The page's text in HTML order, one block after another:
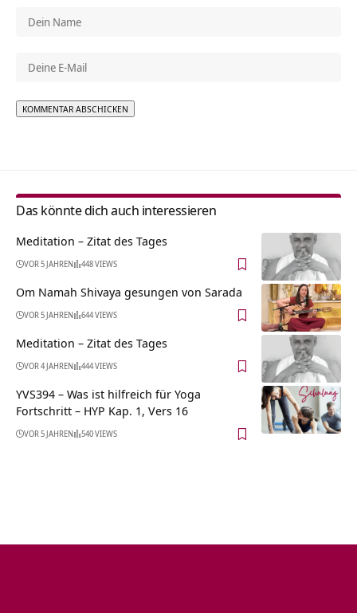
Das könnte dich auch interessieren
Meditation – Zitat des Tages
VOR 5 JAHREN 448 VIEWS
Om Namah Shivaya gesungen von Sarada
VOR 5 JAHREN 644 VIEWS
Meditation – Zitat des Tages
VOR 4 JAHREN 444 VIEWS
YVS394 – Was ist hilfreich für Yoga
Fortschritt – HYP Kap. 1, Vers 16
VOR 5 JAHREN 540 VIEWS